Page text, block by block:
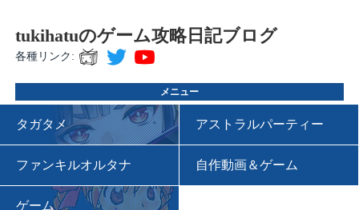
tukihatuのゲーム攻略日記ブログ
各種リンク:
メニュー
タガタメ アストラルパーティー
ファンキルオルタナ 自作動画＆ゲーム
ゲーム